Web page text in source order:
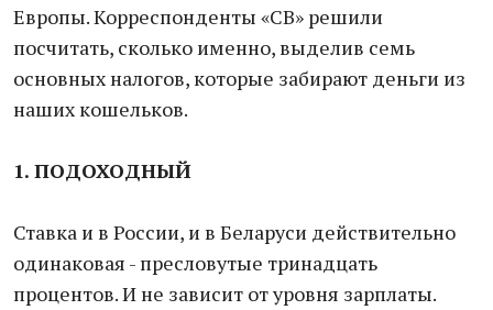
Европы. Корреспонденты «СВ» решили
посчитать, сколько именно, выделив семь
основных налогов, которые забирают деньги из
наших кошельков.
1. ПОДОХОДНЫЙ
Ставка и в России, и в Беларуси действительно
одинаковая - пресловутые тринадцать
процентов. И не зависит от уровня зарплаты.